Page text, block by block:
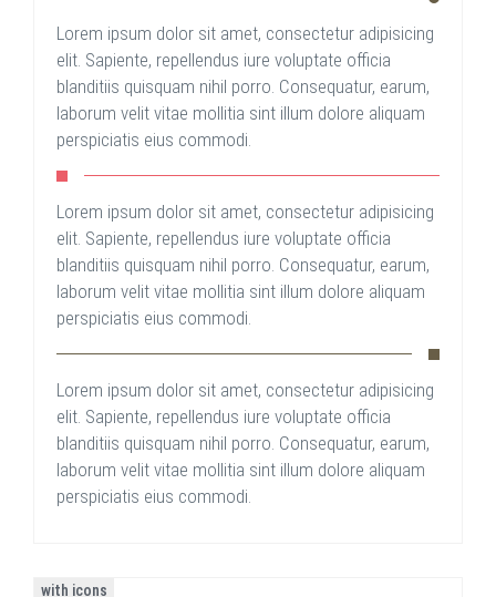
Lorem ipsum dolor sit amet, consectetur adipisicing
elit. Sapiente, repellendus iure voluptate officia
blanditiis quisquam nihil porro. Consequatur, earum,
laborum velit vitae mollitia sint illum dolore aliquam
perspiciatis eius commodi.
Lorem ipsum dolor sit amet, consectetur adipisicing
elit. Sapiente, repellendus iure voluptate officia
blanditiis quisquam nihil porro. Consequatur, earum,
laborum velit vitae mollitia sint illum dolore aliquam
perspiciatis eius commodi.
Lorem ipsum dolor sit amet, consectetur adipisicing
elit. Sapiente, repellendus iure voluptate officia
blanditiis quisquam nihil porro. Consequatur, earum,
laborum velit vitae mollitia sint illum dolore aliquam
perspiciatis eius commodi.
with icons